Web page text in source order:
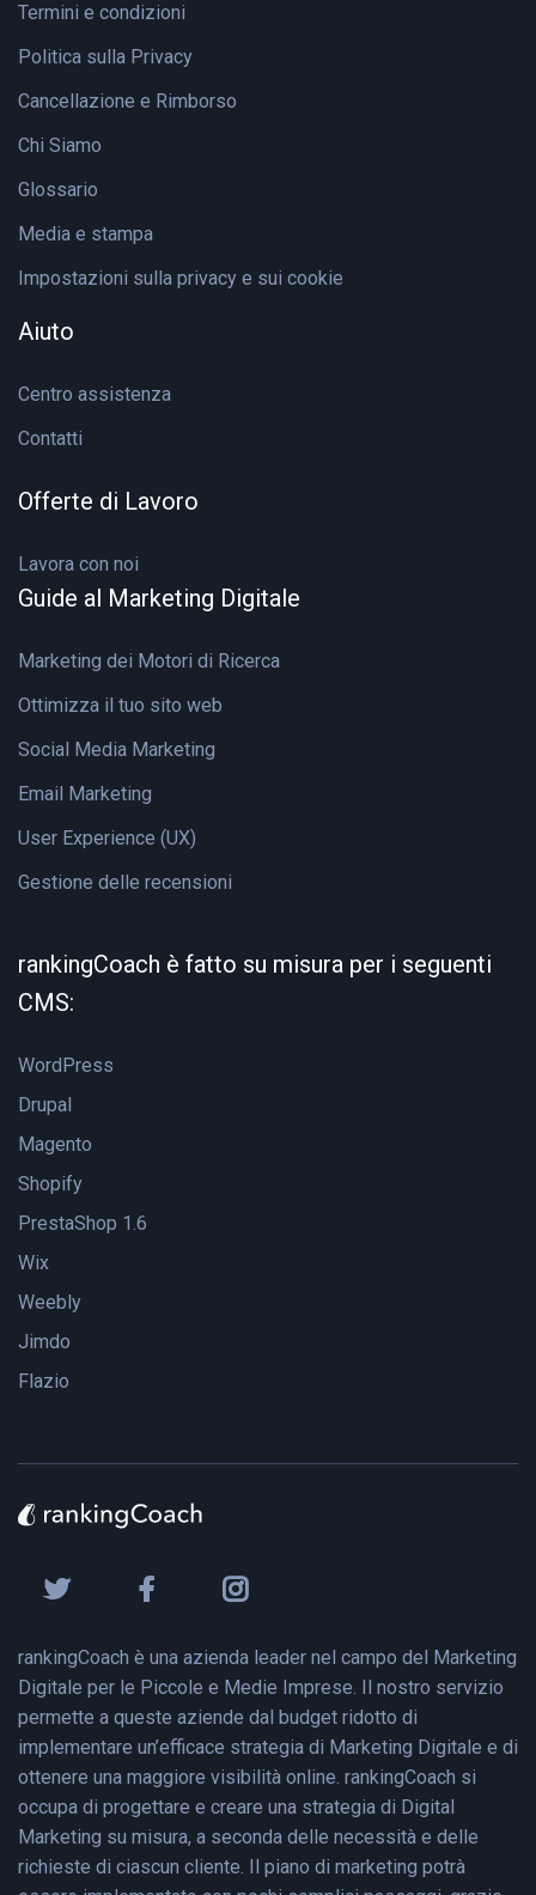
Termini e condizioni
Politica sulla Privacy
Cancellazione e Rimborso
Chi Siamo
Glossario
Media e stampa
Impostazioni sulla privacy e sui cookie
Aiuto
Centro assistenza
Contatti
Offerte di Lavoro
Lavora con noi
Guide al Marketing Digitale
Marketing dei Motori di Ricerca
Ottimizza il tuo sito web
Social Media Marketing
Email Marketing
User Experience (UX)
Gestione delle recensioni
rankingCoach è fatto su misura per i seguenti
CMS:
WordPress
Drupal
Magento
Shopify
PrestaShop 1.6
Wix
Weebly
Jimdo
Flazio
rankingCoach è una azienda leader nel campo del Marketing
Digitale per le Piccole e Medie Imprese. Il nostro servizio
permette a queste aziende dal budget ridotto di
implementare un’efficace strategia di Marketing Digitale e di
ottenere una maggiore visibilità online. rankingCoach si
occupa di progettare e creare una strategia di Digital
Marketing su misura, a seconda delle necessità e delle
richieste di ciascun cliente. Il piano di marketing potrà